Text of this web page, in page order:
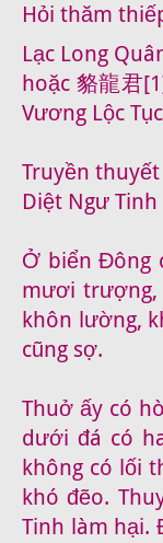
Hỏi thăm
Lạc Long
hoặc 貉龍君
Vương Lộc
Truyền thuyết
Diệt Ngư Tinh
Ở biển Đông
mươi trượng,
khôn lường,
cũng sợ.
Thuở ấy có
dưới đá có
không có lối
khó đẽo.
Tinh làm hại.